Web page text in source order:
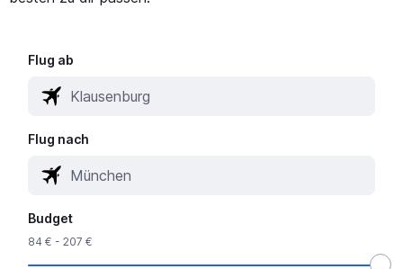
Flug ab
Flug nach
Budget
84 € - 207 €